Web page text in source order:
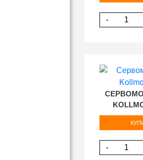
-
-